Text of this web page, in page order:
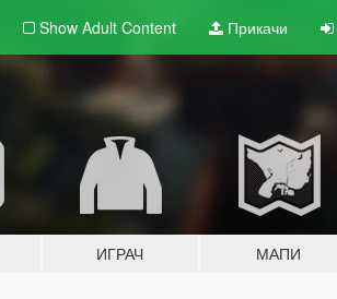
Show Adult Content Прикачи
ИГРАЧ МАПИ